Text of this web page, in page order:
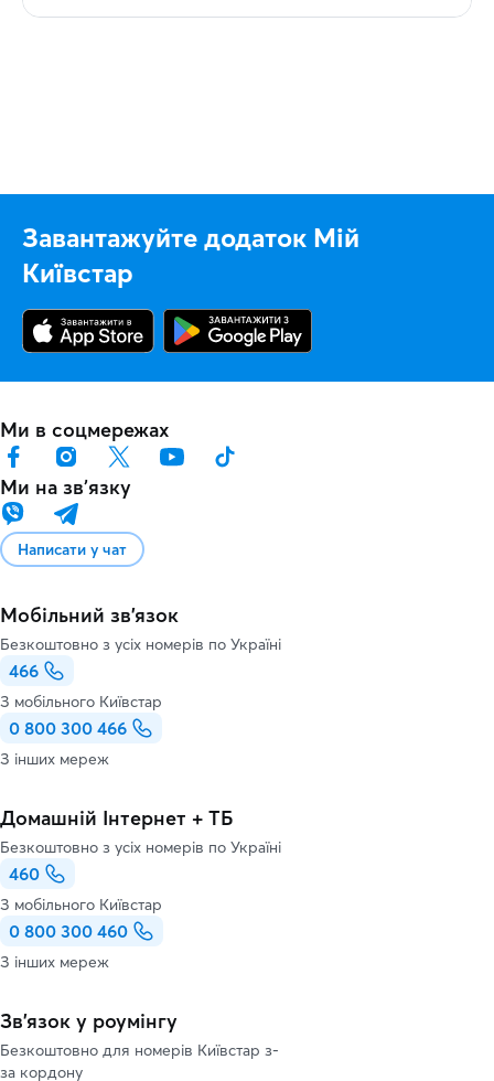
Завантажуйте додаток Мій
Київстар
Ми в соцмережах
Ми на звʼязку
Написати у чат
Мобільний зв'язок
Безкоштовно з усіх номерів по Україні
466
З мобільного Київстар
0 800 300 466
З інших мереж
Домашній Інтернет + ТБ
Безкоштовно з усіх номерів по Україні
460
З мобільного Київстар
0 800 300 460
З інших мереж
Зв’язок у роумінгу
Безкоштовно для номерів Київстар з-
за кордону